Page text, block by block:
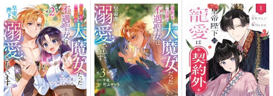
マッカチンとゆうえん
ち
コトノハ
専売 629円（税込）
ユーリ!!! on ICE
ヴィクトル×勝生勇利
まんがつめ 2022-
2026
とむぽん
2,200円（税込）
ユーリ!!! on ICE
ヴィクトル×勝生勇利
Between Kisses and
Cries
Meteor
専売 1,540円（税込）
ユーリ!!! on ICE
ヴィクトル×勝生勇利